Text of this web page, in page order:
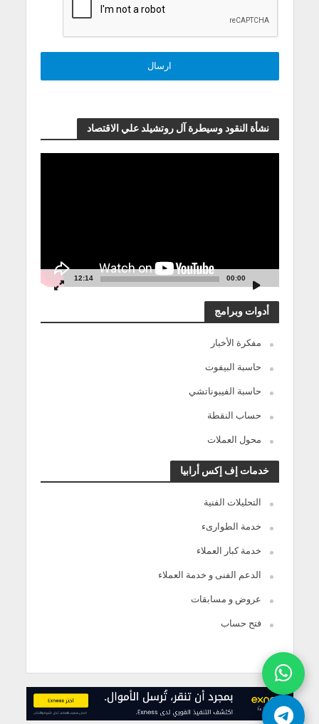
نشأة النقود وسيطرة آل روتشيلد علي الاقتصاد
00:00
12:14
أدوات وبرامج
مفكرة الأخبار
حاسبة البيفوت
حاسبة الفيبوناتشي
حساب النقطة
محول العملات
خدمات إف إكس أرابيا
التحليلات الفنية
خدمة الطوارىء
خدمة كبار العملاء
الدعم الفنى و خدمة العملاء
عروض و مسابقات
فتح حساب